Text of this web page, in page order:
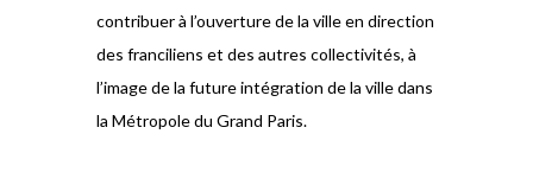
contribuer à l’ouverture de la ville en direction
des franciliens et des autres collectivités, à
l’image de la future intégration de la ville dans
la Métropole du Grand Paris.